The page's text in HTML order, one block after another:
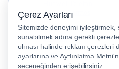
Stanley Termos
Markalar
Apple
Samsung
Dyson
Anker
Arzum